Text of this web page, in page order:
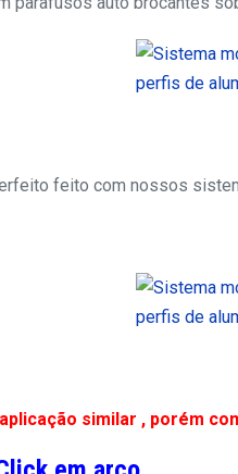
feito com nossos
similar , porém